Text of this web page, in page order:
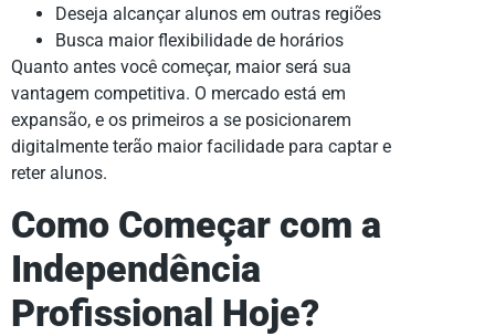
Deseja alcançar alunos em outras regiões
Busca maior flexibilidade de horários
Quanto antes você começar, maior será sua
vantagem competitiva. O mercado está em
expansão, e os primeiros a se posicionarem
digitalmente terão maior facilidade para captar e
reter alunos.
Como Começar com a
Independência
Profissional Hoje?